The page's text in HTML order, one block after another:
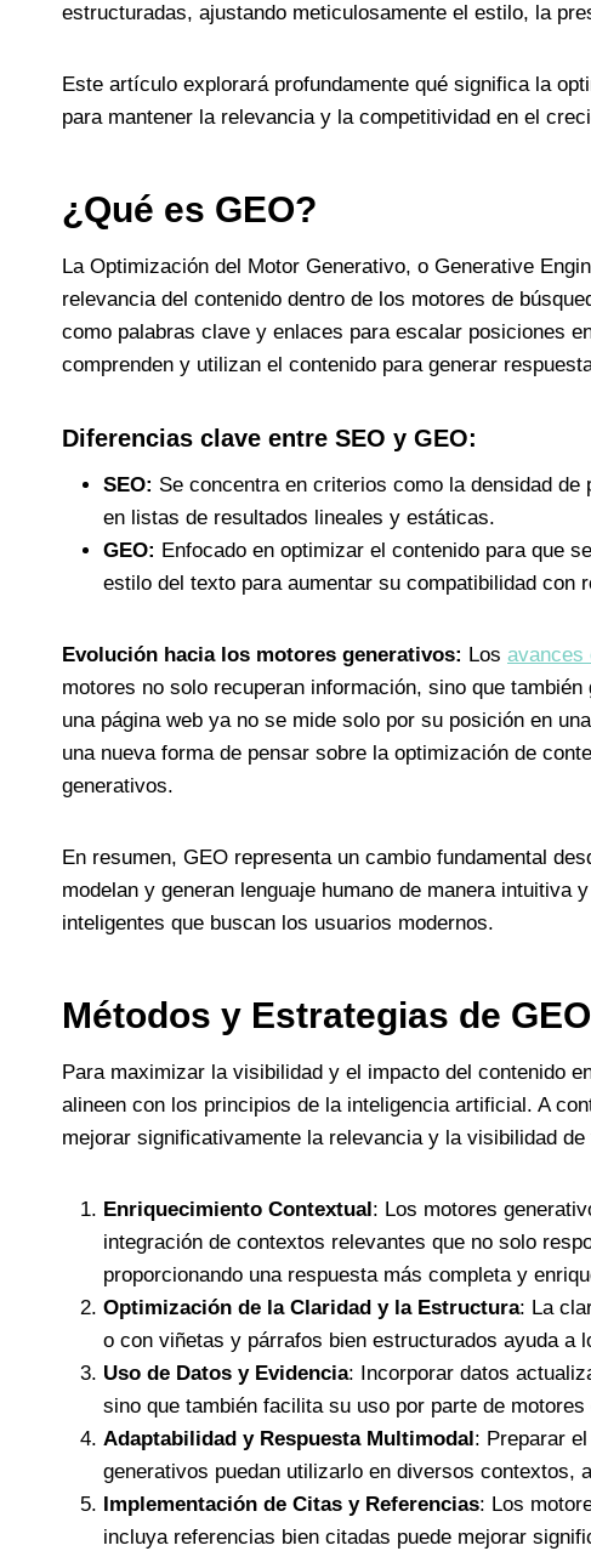
estructuradas, ajustando meticulosamente el estilo, la
Este artículo explorará profundamente qué significa la
para mantener la relevancia y la competitividad en el
¿Qué es GEO?
La Optimización del Motor Generativo, o Generative
relevancia del contenido dentro de los motores de
como palabras clave y enlaces para escalar posiciones
comprenden y utilizan el contenido para generar
Diferencias clave entre SEO y GEO:
SEO: Se concentra en criterios como la densidad
en listas de resultados lineales y estáticas.
GEO: Enfocado en optimizar el contenido para que
estilo del texto para aumentar su compatibilidad con
Evolución hacia los motores generativos: Los avances
motores no solo recuperan información, sino que
una página web ya no se mide solo por su posición en
una nueva forma de pensar sobre la optimización de
generativos.
En resumen, GEO representa un cambio fundamental
modelan y generan lenguaje humano de manera
inteligentes que buscan los usuarios modernos.
Métodos y Estrategias de GEO
Para maximizar la visibilidad y el impacto del contenido
alineen con los principios de la inteligencia artificial. A
mejorar significativamente la relevancia y la visibilidad
Enriquecimiento Contextual: Los motores
integración de contextos relevantes que no solo
proporcionando una respuesta más completa y
Optimización de la Claridad y la Estructura: La
o con viñetas y párrafos bien estructurados ayuda a
Uso de Datos y Evidencia: Incorporar datos
sino que también facilita su uso por parte de
Adaptabilidad y Respuesta Multimodal: Preparar
generativos puedan utilizarlo en diversos contextos,
Implementación de Citas y Referencias: Los
incluya referencias bien citadas puede mejorar